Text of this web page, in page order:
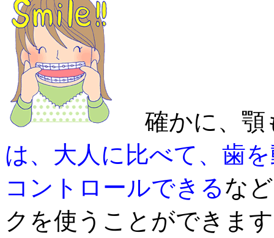
確かに、顎
は、大人に比べて、歯
コントロールできるな
クを使うことができま